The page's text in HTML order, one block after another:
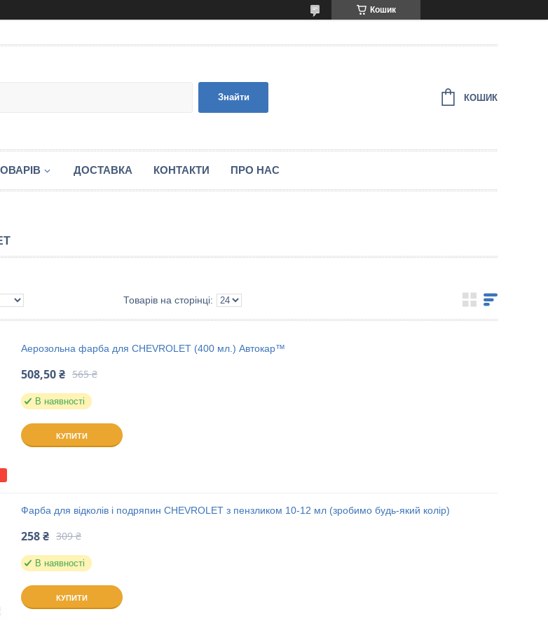
Кошик
Знайти КОШИК
ДОСТАВКА КОНТАКТИ ПРО НАС
Аерозольна фарба для CHEVROLET (400 мл.) Автокар™
508,50 ₴ 565 ₴
В наявності
КУПИТИ
Фарба для відколів і подряпин CHEVROLET з пензликом 10-12 мл (зробимо будь-який колір)
258 ₴ 309 ₴
В наявності
КУПИТИ